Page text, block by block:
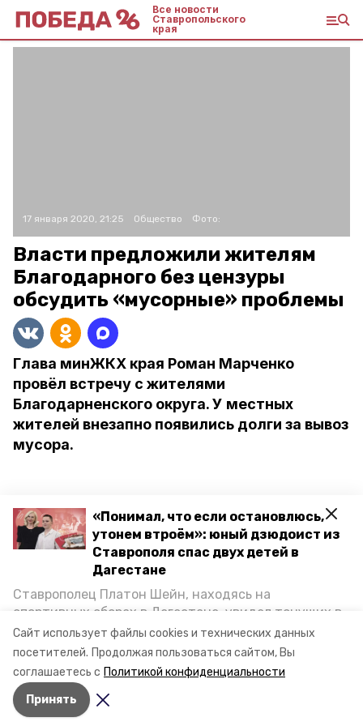
Сайт использует файлы cookies и технических данных
посетителей. Продолжая пользоваться сайтом, Вы
соглашаетесь с Политикой конфиденциальности
Принять
«Понимал, что если остановлюсь,
утонем втроём»: юный дзюдоист из
Ставрополя спас двух детей в
Дагестане
Ставрополец Платон Шейн, находясь на
спортивных сборах в Дегестане, увидел тонущих в
Каспийском море детей и бросился на помощь. По
возвращении домой, отважного мальчика
пригласили в министерство образования края и
наградили. Корреспондент «Победы26» пообщался
с юным героем.
Все новости
Ставропольского
края
17 января 2020, 21:25 Общество Фото:
Власти предложили жителям
Благодарного без цензуры
обсудить «мусорные» проблемы
Глава минЖКХ края Роман Марченко
провёл встречу с жителями
Благодарненского округа. У местных
жителей внезапно появились долги за вывоз
мусора.